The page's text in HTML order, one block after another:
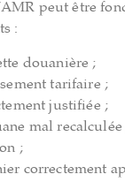
peut être
:
douanière ;
tarifaire ;
justifiée ;
mal recalculée
;
correctement